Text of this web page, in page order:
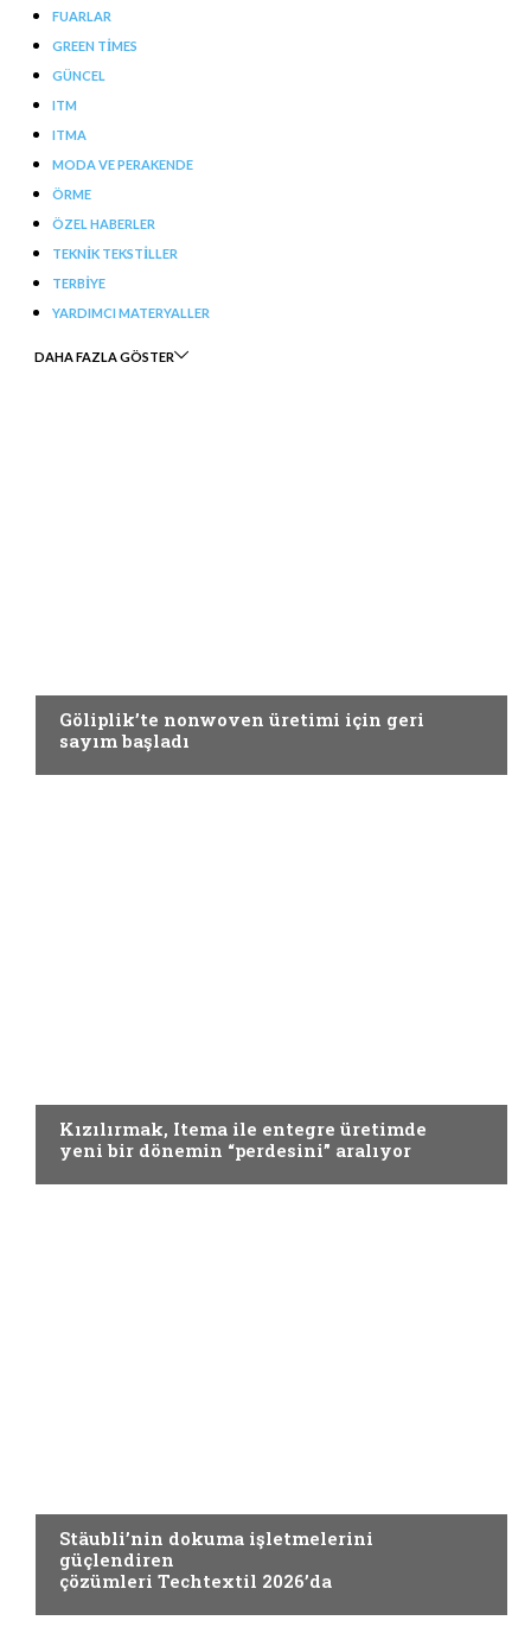
FUARLAR
GREEN TIMES
GÜNCEL
ITM
ITMA
MODA VE PERAKENDE
ÖRME
ÖZEL HABERLER
TEKNIK TEKSTILLER
TERBIYE
YARDIMCI MATERYALLER
DAHA FAZLA GÖSTER
Göliplik’te nonwoven üretimi için geri
sayım başladı
Kızılırmak, Itema ile entegre üretimde
yeni bir dönemin “perdesini” aralıyor
Stäubli’nin dokuma işletmelerini
güçlendiren
çözümleri Techtextil 2026’da